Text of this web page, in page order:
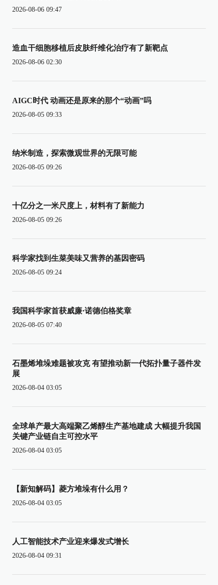
2026-08-06 09:47
造血干细胞移植后皮肤纤维化治疗有了新靶点
2026-08-06 02:30
AIGC时代 动画还是原来的那个“动画”吗
2026-08-05 09:33
纳米制造，探索微观世界的无限可能
2026-08-05 09:26
十亿分之一米尺度上，材料有了新能力
2026-08-05 09:26
科学家找到生菜美味又营养的基因密码
2026-08-05 09:24
我国科学家首获威廉·诺德伯格奖章
2026-08-05 07:40
石墨烯堆垛难题被攻克 有望推动新一代拓扑量子器件发
展
2026-08-04 03:05
全球单产最大高端聚乙烯醇生产基地建成 大幅提升我国
关键产业链自主可控水平
2026-08-04 03:05
【新知解码】菱方堆垛有什么用？
2026-08-04 03:05
人工智能技术产业迎来爆发式增长
2026-08-04 09:31